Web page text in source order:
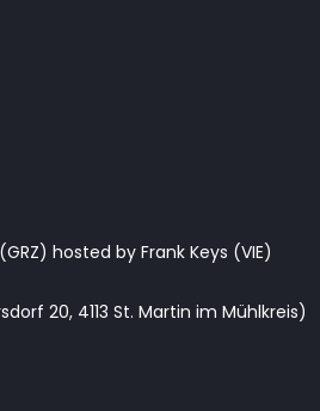
hosted by Frank Keys (VIE)
20, 4113 St. Martin im Mühlkreis)